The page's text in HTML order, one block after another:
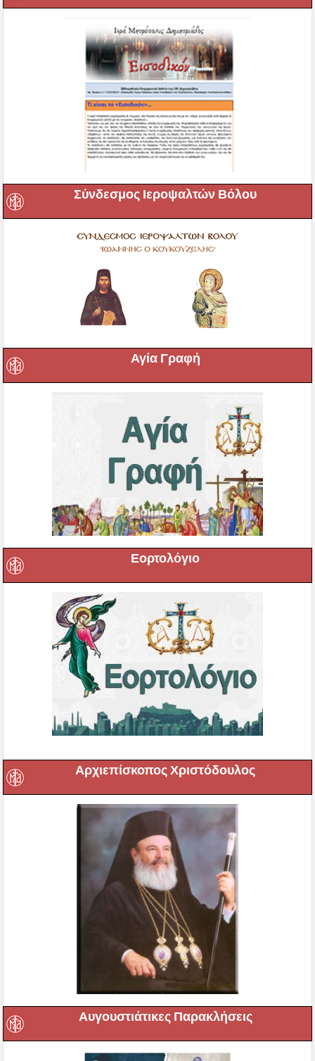
Σύνδεσμος Ιεροψαλτών Βόλου
Αγία Γραφή
Εορτολόγιο
Αρχιεπίσκοπος Χριστόδουλος
Αυγουστιάτικες Παρακλήσεις